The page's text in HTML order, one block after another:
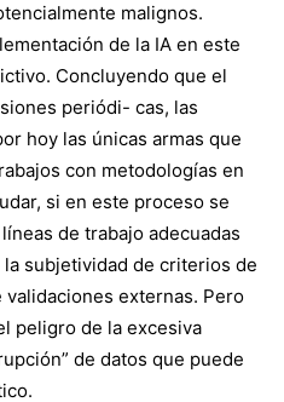
malignos.
de la IA en este
Concluyendo que el
periódi- cas, las
hoy las únicas armas que
con metodologías en
si en este proceso se
de trabajo adecuadas
subjetividad de criterios de
externas. Pero
peligro de la excesiva
de datos que puede